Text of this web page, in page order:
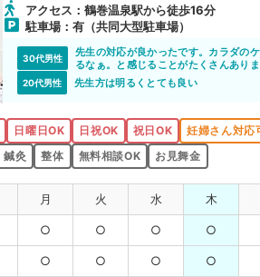
アクセス：鶴巻温泉駅から徒歩16分
駐車場：有（共同大型駐車場）
30代男性
先生の対応が良かったです。カラダの
るなぁ。と感じることがたくさんあり
20代男性 先生方は明るくとても良い
日曜日OK 日祝OK 祝日OK 妊婦さん対応
鍼灸 整体 無料相談OK お見舞金
月 火 水 木
○ ○ ○ ○
○ ○ ○ ○